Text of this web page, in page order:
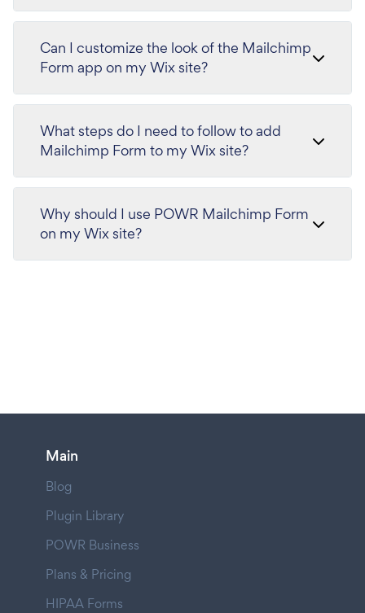
Can I customize the look of the Mailchimp
Form app on my Wix site?
What steps do I need to follow to add
Mailchimp Form to my Wix site?
Why should I use POWR Mailchimp Form
on my Wix site?
Main
Blog
Plugin Library
POWR Business
Plans & Pricing
HIPAA Forms